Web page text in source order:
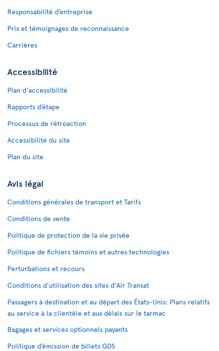
Responsabilité d’entreprise
Prix et témoignages de reconnaissance
Carrières
Accessibilité
Plan d'accessibilité
Rapports d’étape
Processus de rétroaction
Accessibilité du site
Plan du site
Avis légal
Conditions générales de transport et Tarifs
Conditions de vente
Politique de protection de la vie privée
Politique de fichiers témoins et autres technologies
Perturbations et recours
Conditions d’utilisation des sites d'Air Transat
Passagers à destination et au départ des États-Unis: Plans relatifs
au service à la clientèle et aux délais sur le tarmac
Bagages et services optionnels payants
Politique d’émission de billets GDS